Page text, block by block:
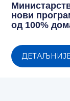
нови
од 100%